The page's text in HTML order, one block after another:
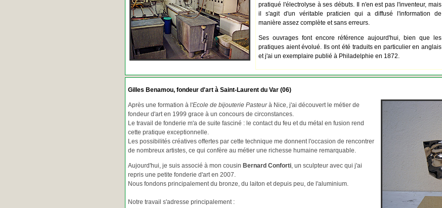
pratiqué l'électrolyse à ses débuts. Il n'en est pas l'inventeur, mais
il s'agit d'un véritable praticien qui a diffusé l'information de
manière assez complète et sans erreurs.
Ses ouvrages font encore référence aujourd'hui, bien que les
pratiques aient évolué. Ils ont été traduits en particulier en anglais
et j'ai un exemplaire publié à Philadelphie en 1872.
Gilles Benamou, fondeur d'art à Saint-Laurent du Var (06)
Après une formation à l'Ecole de bijouterie Pasteurà Nice, j'ai découvert le métier de
fondeur d'art en 1999 grace à un concours de circonstances.
Le travail de fonderie m'a de suite fasciné : le contact du feu et du métal en fusion rend
cette pratique exceptionnelle.
Les possibilités créatives offertes par cette technique me donnent l'occasion de rencontrer
de nombreux artistes, ce qui confère au métier une richesse humaine remarquable.
Aujourd'hui, je suis associé à mon cousin Bernard Conforti, un sculpteur avec qui j'ai
repris une petite fonderie d'art en 2007.
Nous fondons principalement du bronze, du laiton et depuis peu, de l'aluminium.
Notre travail s'adresse principalement :